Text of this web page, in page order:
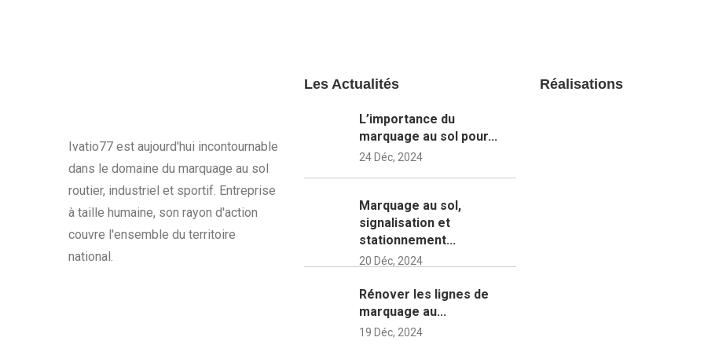
Ivatio77 est aujourd'hui incontournable
dans le domaine du marquage au sol
routier, industriel et sportif. Entreprise
à taille humaine, son rayon d'action
couvre l'ensemble du territoire
national.
Les Actualités
L’importance du
marquage au sol pour...
24 Déc, 2024
Marquage au sol,
signalisation et
stationnement...
20 Déc, 2024
Rénover les lignes de
marquage au...
19 Déc, 2024
Réalisations